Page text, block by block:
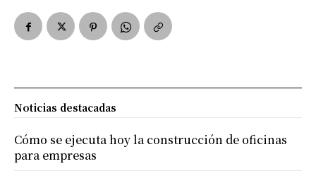
Noticias destacadas
Cómo se ejecuta hoy la construcción de oficinas
para empresas